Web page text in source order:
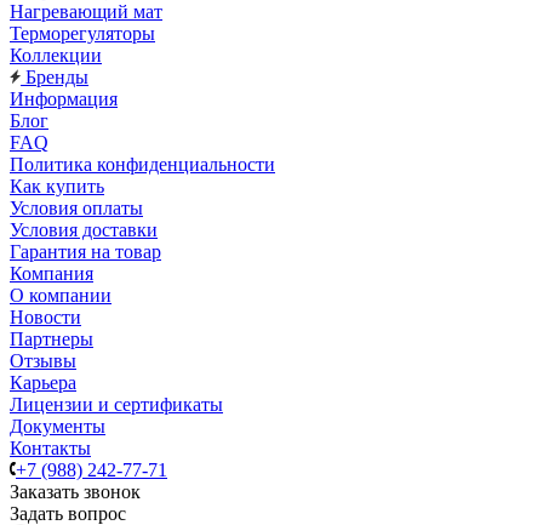
Нагревающий мат
Терморегуляторы
Коллекции
Бренды
Информация
Блог
FAQ
Политика конфиденциальности
Как купить
Условия оплаты
Условия доставки
Гарантия на товар
Компания
О компании
Новости
Партнеры
Отзывы
Карьера
Лицензии и сертификаты
Документы
Контакты
+7 (988) 242-77-71
Заказать звонок
Задать вопрос